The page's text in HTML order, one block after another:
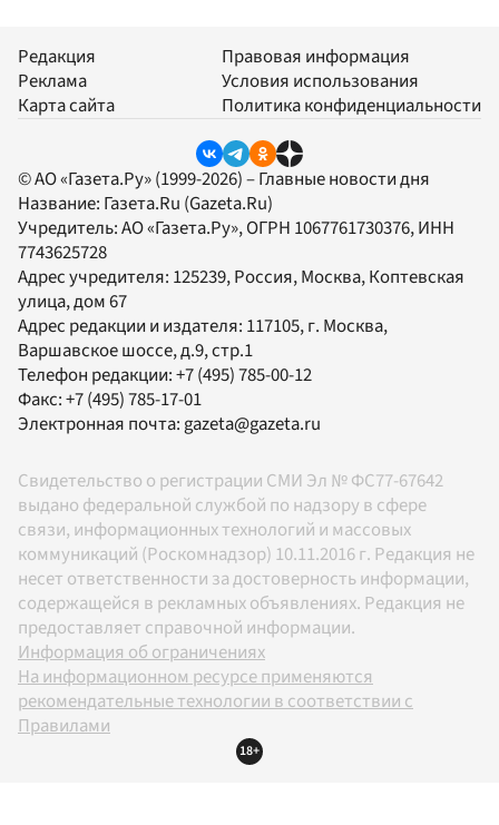
Редакция
Реклама
Карта сайта
Правовая информация
Условия использования
Политика конфиденциальности
© АО «Газета.Ру» (1999-2026) – Главные новости дня
Название: Газета.Ru (Gazeta.Ru)
Учредитель:АО «Газета.Ру», ОГРН 1067761730376, ИНН
7743625728
Адрес учредителя: 125239, Россия, Москва, Коптевская
улица, дом 67
Адрес редакции и издателя: 117105, г. Москва,
Варшавское шоссе, д.9, стр.1
Телефон редакции:+7 (495) 785-00-12
Факс:+7 (495) 785-17-01
Электронная почта:gazeta@gazeta.ru
Свидетельство о регистрации СМИ Эл № ФС77-67642
выдано федеральной службой по надзору в сфере
связи, информационных технологий и массовых
коммуникаций (Роскомнадзор) 10.11.2016 г. Редакция не
несет ответственности за достоверность информации,
содержащейся в рекламных объявлениях. Редакция не
предоставляет справочной информации.
Информация об ограничениях
На информационном ресурсе применяются
рекомендательные технологии в соответствии с
Правилами
18+